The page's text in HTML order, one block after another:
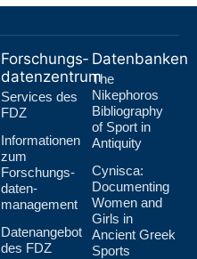
Forschungs­
datenzentrum
Services des
FDZ
Informationen
zum
Forschungs­
daten­
management
Datenangebot
des FDZ
Datenbanken
The
Nikephoros
Bibliography
of Sport in
Antiquity
Cynisca:
Documenting
Women and
Girls in
Ancient Greek
Sports